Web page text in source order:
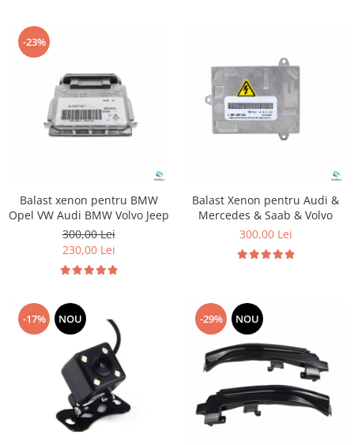
-23%
Balast xenon pentru BMW
Opel VW Audi BMW Volvo Jeep
300,00 Lei
230,00 Lei
Balast Xenon pentru Audi &
Mercedes & Saab & Volvo
300,00 Lei
-17% NOU -29% NOU